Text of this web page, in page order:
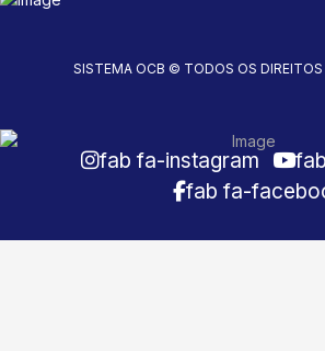
SISTEMA OCB © TODOS OS DIREITOS
fab fa-instagram
fab fa-